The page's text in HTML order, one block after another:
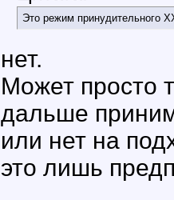
Это режим принудительного
нет.
Может просто
дальше
или нет на
это лишь